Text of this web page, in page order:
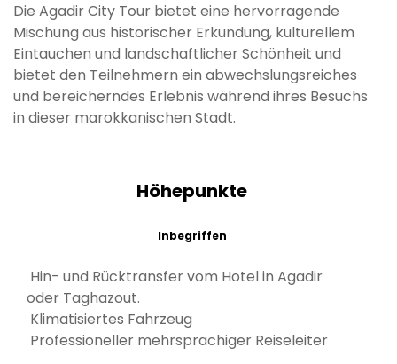
Die Agadir City Tour bietet eine hervorragende
Mischung aus historischer Erkundung, kulturellem
Eintauchen und landschaftlicher Schönheit und
bietet den Teilnehmern ein abwechslungsreiches
und bereicherndes Erlebnis während ihres Besuchs
in dieser marokkanischen Stadt.
Höhepunkte
Inbegriffen
Hin- und Rücktransfer vom Hotel in Agadir
oder Taghazout.
Klimatisiertes Fahrzeug
Professioneller mehrsprachiger Reiseleiter